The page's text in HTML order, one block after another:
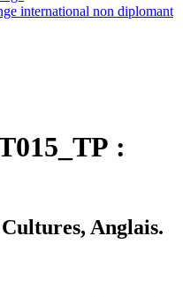
international non diplomant
:
Anglais.